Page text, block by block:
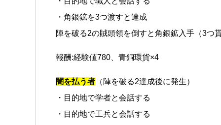
・角銀鉱を3つ渡すと達成
陣を破る2の賊頭領を倒すと角銀鉱入手（3つ
報酬:経験値780、青銅環貨×4
闇を払う者 （陣を破る2達成後に発生）
・目的地で学者と会話する
・目的地で工兵と会話する